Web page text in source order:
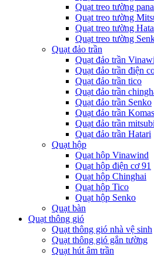
Quạt treo tường
Quạt treo tường
Quạt treo tường
Quạt treo tường
Quạt đảo trần
Quạt đảo trần
Quạt đảo trần điện
Quạt đảo trần tico
Quạt đảo trần
Quạt đảo trần Senko
Quạt đảo trần
Quạt đảo trần
Quạt đảo trần Hatari
Quạt hộp
Quạt hộp Vinawind
Quạt hộp điện cơ 91
Quạt hộp Chinghai
Quạt hộp Tico
Quạt hộp Senko
Quạt bàn
Quạt thông gió
Quạt thông gió nhà vệ sinh
Quạt thông gió gắn tường
Quạt hút âm trần